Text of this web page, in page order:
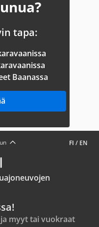
tapa:
Baanassa
FI / EN
myyt tai vuokraat